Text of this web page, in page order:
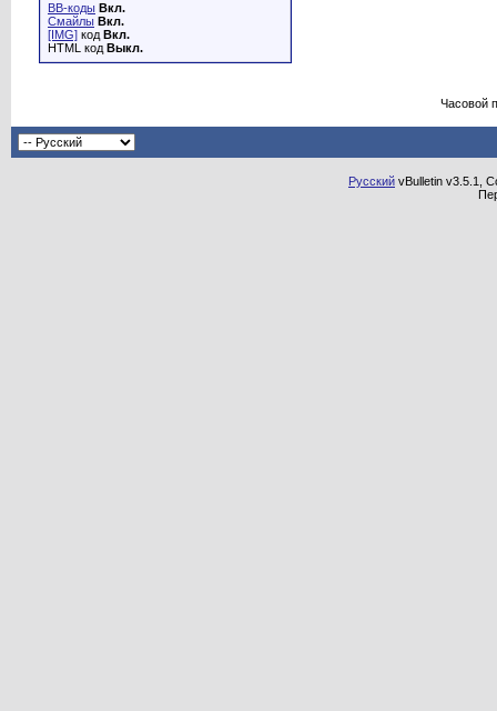
BB-коды Вкл.
Смайлы Вкл.
[IMG] код Вкл.
HTML код Выкл.
Часовой
Русский vBulletin v3.5.1,